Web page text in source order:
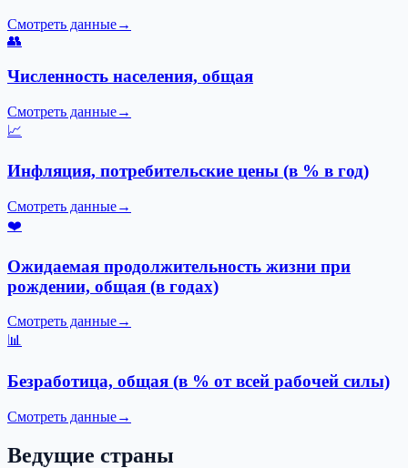
Смотреть данные→
👥
Численность населения, общая
Смотреть данные→
📈
Инфляция, потребительские цены (в % в год)
Смотреть данные→
❤️
Ожидаемая продолжительность жизни при
рождении, общая (в годах)
Смотреть данные→
📊
Безработица, общая (в % от всей рабочей силы)
Смотреть данные→
Ведущие страны